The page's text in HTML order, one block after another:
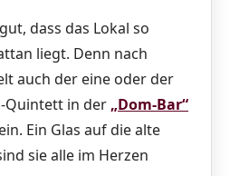
dass das Lokal so
liegt. Denn nach
auch der eine oder der
Quintett in der „Dom-Bar“
Ein Glas auf die alte
sie alle im Herzen